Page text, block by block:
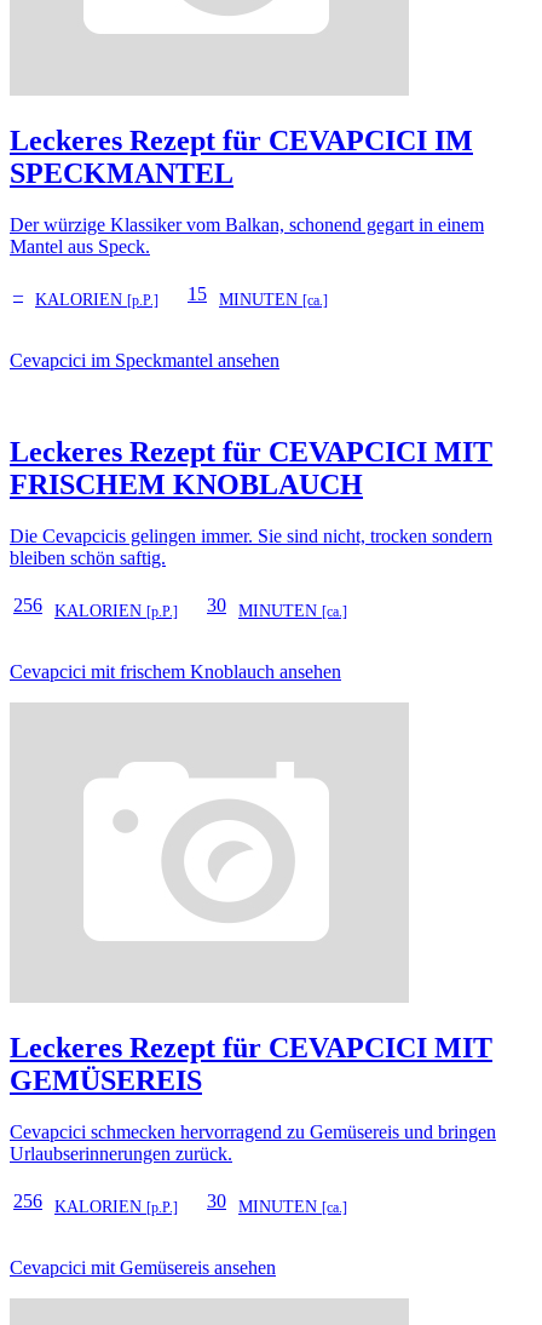
Leckeres Rezept für CEVAPCICI IM
SPECKMANTEL
Der würzige Klassiker vom Balkan, schonend gegart in einem
Mantel aus Speck.
– KALORIEN [p.P.] 15 MINUTEN [ca.]
Cevapcici im Speckmantel ansehen
Leckeres Rezept für CEVAPCICI MIT
FRISCHEM KNOBLAUCH
Die Cevapcicis gelingen immer. Sie sind nicht, trocken sondern
bleiben schön saftig.
256 KALORIEN [p.P.] 30 MINUTEN [ca.]
Cevapcici mit frischem Knoblauch ansehen
Leckeres Rezept für CEVAPCICI MIT
GEMÜSEREIS
Cevapcici schmecken hervorragend zu Gemüsereis und bringen
Urlaubserinnerungen zurück.
256 KALORIEN [p.P.] 30 MINUTEN [ca.]
Cevapcici mit Gemüsereis ansehen